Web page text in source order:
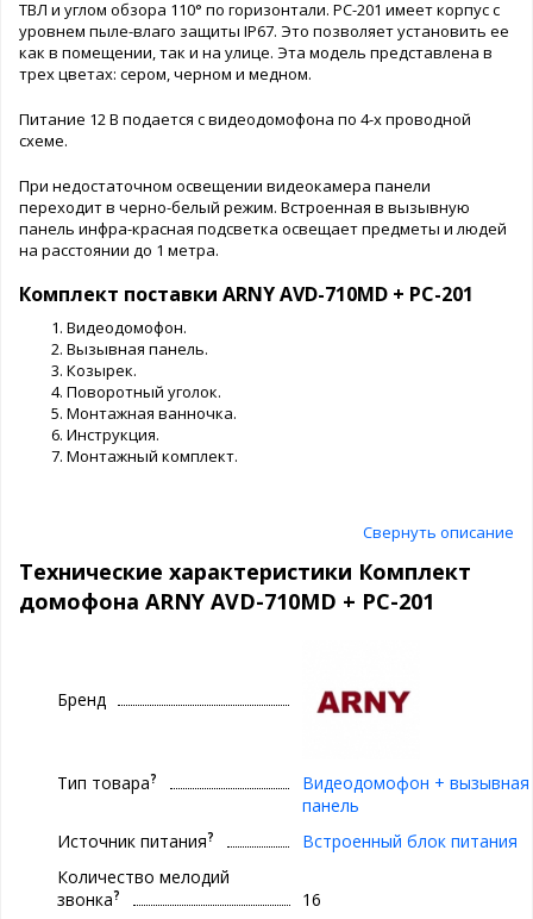
ТВЛ и углом обзора 110° по горизонтали. PC-201 имеет корпус с
уровнем пыле-влаго защиты IP67. Это позволяет установить ее
как в помещении, так и на улице. Эта модель представлена в
трех цветах: сером, черном и медном.
Питание 12 В подается с видеодомофона по 4-х проводной
схеме.
При недостаточном освещении видеокамера панели
переходит в черно-белый режим. Встроенная в вызывную
панель инфра-красная подсветка освещает предметы и людей
на расстоянии до 1 метра.
Комплект поставки ARNY AVD-710MD + PC-201
Видеодомофон.
Вызывная панель.
Козырек.
Поворотный уголок.
Монтажная ванночка.
Инструкция.
Монтажный комплект.
Свернуть описание
Технические характеристики Комплект
домофона ARNY AVD-710MD + PC-201
Бренд
Тип товара?
Видеодомофон + вызывная
панель
Источник питания?
Встроенный блок питания
Количество мелодий
звонка?
16